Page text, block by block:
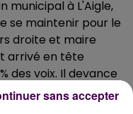
municipal à L'Aigle,
se maintenir pour le
droite et maire
arrivé en tête
des voix. Il devance
Serge Delavallée,
Rassemblement
sans accepter